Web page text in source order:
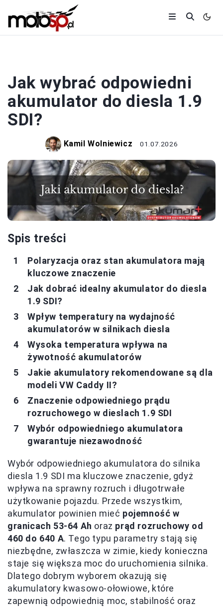
Jak wybrać odpowiedni
akumulator do diesla 1.9
SDI?
Kamil Wolniewicz 01.07.2026
Spis treści
Polaryzacja oraz stan akumulatora mają
kluczowe znaczenie
Jak dobrać idealny akumulator do diesla
1.9 SDI?
Wpływ temperatury na wydajność
akumulatorów w silnikach diesla
Wysoka temperatura wpływa na
żywotność akumulatorów
Jakie akumulatory rekomendowane są dla
modeli VW Caddy II?
Znaczenie odpowiedniego prądu
rozruchowego w dieslach 1.9 SDI
Wybór odpowiedniego akumulatora
gwarantuje niezawodność
Wybór odpowiedniego akumulatora do silnika
diesla 1.9 SDI ma kluczowe znaczenie, gdyż
wpływa na sprawny rozruch i długotrwałe
użytkowanie pojazdu. Przede wszystkim,
akumulator powinien mieć pojemność w
granicach 53-64 Ah oraz prąd rozruchowy od
460 do 640 A. Tego typu parametry stają się
niezbędne, zwłaszcza w zimie, kiedy konieczna
staje się większa moc do uruchomienia silnika.
Dlatego dobrym wyborem okazują się
akumulatory kwasowo-ołowiowe, które
zapewnią odpowiednią moc, stabilność oraz